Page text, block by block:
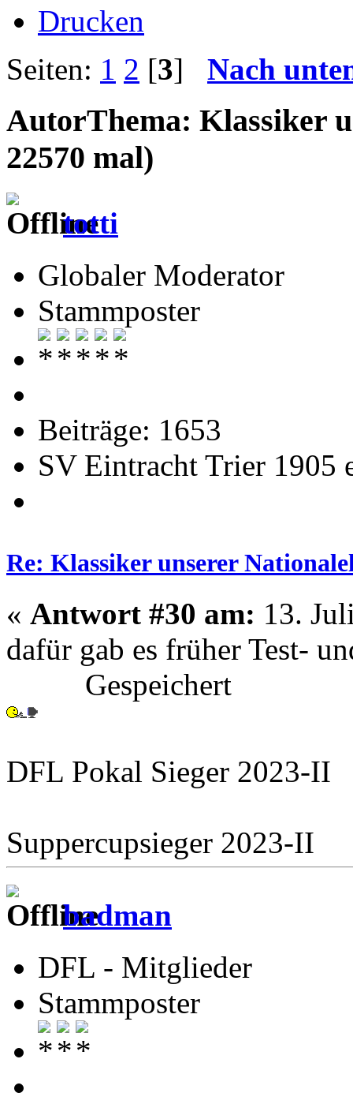
Drucken
Seiten: 1 2 [3] Nach
AutorThema: Klassiker
22570 mal)
totti
Globaler Moderator
Stammposter
Beiträge: 1653
SV Eintracht Trier 1905
Re: Klassiker unserer
« Antwort #30 am: 13.
dafür gab es früher Test-
Gespeichert
DFL Pokal Sieger 2023-II
Suppercupsieger 2023-II
badman
DFL - Mitglieder
Stammposter